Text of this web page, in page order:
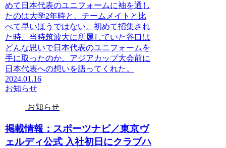
めて日本代表のユニフォームに袖を通し
たのは大学2年時と、チームメイトと比
べて早いほうではない。初めて招集され
た時、当時筑波大に所属していた谷口は
どんな思いで日本代表のユニフォームを
手に取ったのか。アジアカップ大会前に
日本代表への想いを語ってくれた。
2024.01.16
お知らせ
お知らせ
掲載情報：スポーツナビ／東京ヴ
ェルディ公式 入社初日にクラブハ